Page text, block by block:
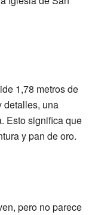
1,78 metros de
detalles, una
Esto significa que
y pan de oro.
pero no parece